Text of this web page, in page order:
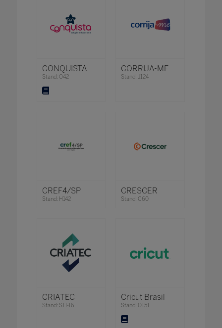
CONQUISTA
Stand: O42
CORRIJA-ME
Stand: J124
CREF4/SP
Stand: H142
CRESCER
Stand: C60
CRIATEC
Stand: STI-16
Cricut Brasil
Stand: O151